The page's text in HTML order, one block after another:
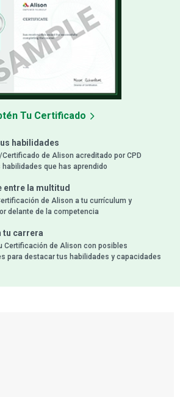
habilidades
Certificado de Alison acreditado por CPD
que has aprendido
entre la multitud
de Alison a tu currículum y
delante de la competencia
tu carrera
Certificación de Alison con posibles
para destacar tus habilidades y capacidades
Tu Certificado